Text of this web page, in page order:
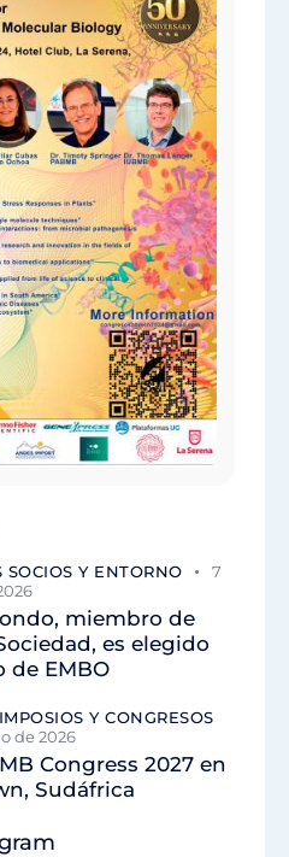
SOCIOS Y ENTORNO
7
miembro de
es elegido
de EMBO
Y CONGRESOS
de 2026
Congress 2027 en
Sudáfrica